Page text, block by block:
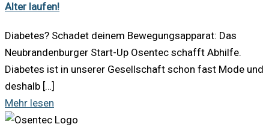
Alter laufen!
Diabetes? Schadet deinem Bewegungsapparat: Das
Neubrandenburger Start-Up Osentec schafft Abhilfe.
Diabetes ist in unserer Gesellschaft schon fast Mode und
deshalb […]
Mehr lesen